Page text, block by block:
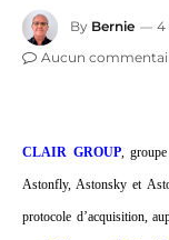
By Bernie 4
Aucun
CLAIR GROUP,
Astonfly, Astonsky et
protocole d’acquisition,